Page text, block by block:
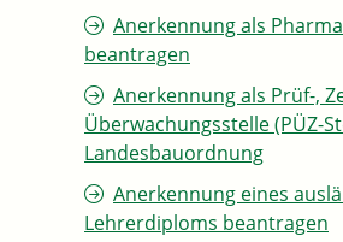
Anerkennung als
beantragen
Anerkennung als Prüf-,
Überwachungsstelle (PÜZ-
Landesbauordnung
Anerkennung eines
Lehrerdiploms beantragen